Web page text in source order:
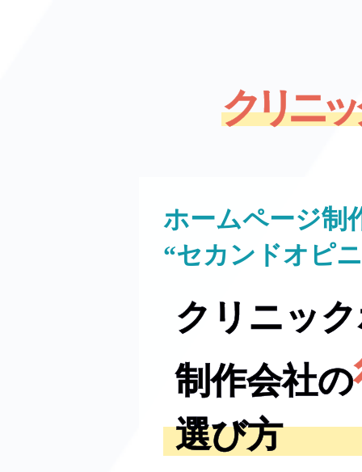
クリニ
ホームページ制
“セカンドオピ
クリニッ
制作会社の
選び方